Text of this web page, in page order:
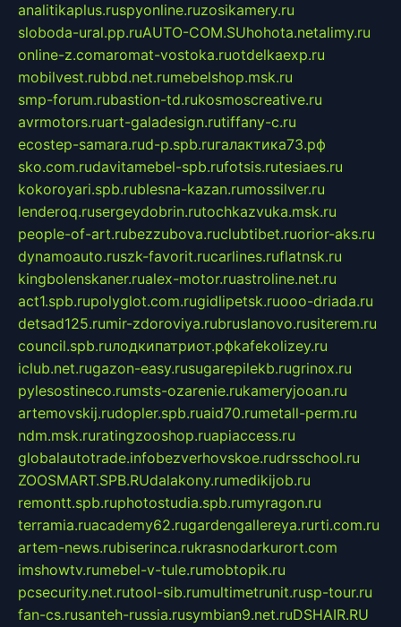
analitikaplus.ruspyonline.ruzosikamery.ru
sloboda-ural.pp.ruAUTO-COM.SUhohota.netalimy.ru
online-z.comaromat-vostoka.ruotdelkaexp.ru
mobilvest.rubbd.net.rumebelshop.msk.ru
smp-forum.rubastion-td.rukosmoscreative.ru
avrmotors.ruart-galadesign.rutiffany-c.ru
ecostep-samara.rud-p.spb.ruгалактика73.рф
sko.com.rudavitamebel-spb.rufotsis.rutesiaes.ru
kokoroyari.spb.rublesna-kazan.rumossilver.ru
lenderoq.rusergeydobrin.rutochkazvuka.msk.ru
people-of-art.rubezzubova.ruclubtibet.ruorior-aks.ru
dynamoauto.ruszk-favorit.rucarlines.ruflatnsk.ru
kingbolenskaner.rualex-motor.ruastroline.net.ru
act1.spb.rupolyglot.com.rugidlipetsk.ruooo-driada.ru
detsad125.rumir-zdoroviya.rubruslanovo.rusiterem.ru
council.spb.ruлодкипатриот.рфkafekolizey.ru
iclub.net.rugazon-easy.rusugarepilekb.rugrinox.ru
pylesostineco.rumsts-ozarenie.rukameryjooan.ru
artemovskij.rudopler.spb.ruaid70.rumetall-perm.ru
ndm.msk.ruratingzooshop.ruapiaccess.ru
globalautotrade.infobezverhovskoe.rudrsschool.ru
ZOOSMART.SPB.RUdalakony.rumedikijob.ru
remontt.spb.ruphotostudia.spb.rumyragon.ru
terramia.ruacademy62.rugardengallereya.rurti.com.ru
artem-news.rubiserinca.rukrasnodarkurort.com
imshowtv.rumebel-v-tule.rumobtopik.ru
pcsecurity.net.rutool-sib.rumultimetrunit.rusp-tour.ru
fan-cs.rusanteh-russia.rusymbian9.net.ruDSHAIR.RU